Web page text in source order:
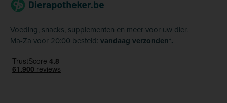
Voeding, snacks, supplementen en meer voor uw dier.
Ma-Za voor 20:00 besteld: vandaag verzonden*.